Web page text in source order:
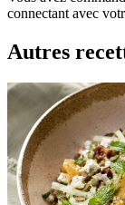
connectant avec
Autres